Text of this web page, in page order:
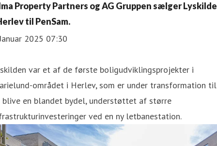
Property Partners og AG Gruppen sælger
til PenSam.
2025 07:30
var et af de første boligudviklingsprojekter i
området i Herlev, som er under transformation til
en blandet bydel, understøttet af større
ved en ny letbanestation.